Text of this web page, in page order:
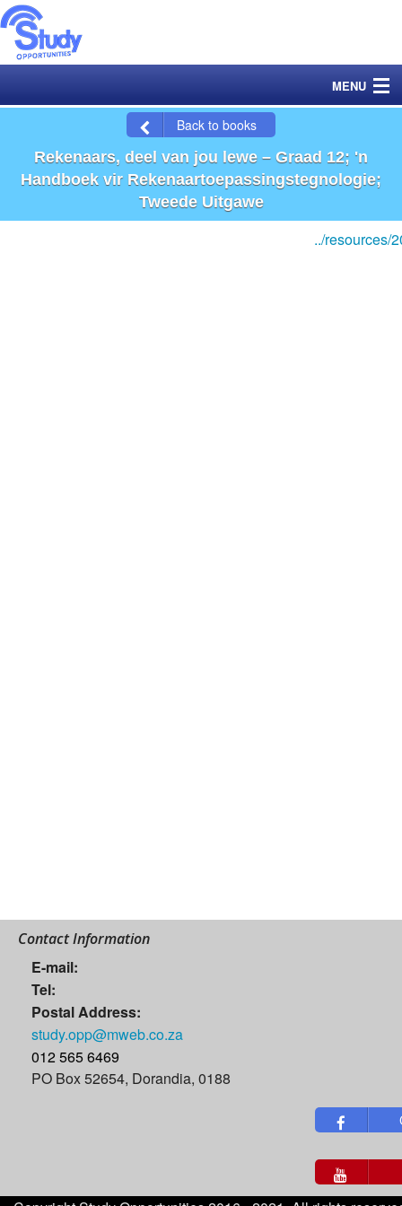
MENU
Books
Back to books
Rekenaars, deel van jou lewe – Graad 12; 'n
Handboek vir Rekenaartoepassingstegnologie;
Tweede Uitgawe
../resources/
Contact Information
E-mail:
Tel:
Postal Address:
study.opp@mweb.co.za
012 565 6469
PO Box 52654, Dorandia, 0188